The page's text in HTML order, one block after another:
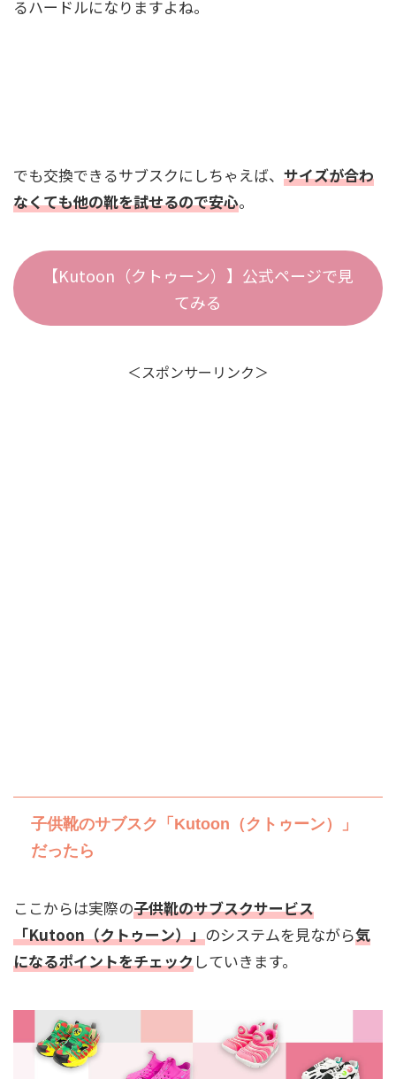
るハードルになりますよね。
でも交換できるサブスクにしちゃえば、 サイズが合わ
なくても他の靴を試せるので安心。
【Kutoon（クトゥーン）】公式ページで見
てみる
＜スポンサーリンク＞
子供靴のサブスク「Kutoon（クトゥーン）」
だったら
ここからは実際の子供靴のサブスクサービス
「Kutoon（クトゥーン）」のシステムを見ながら気
になるポイントをチェックしていきます。